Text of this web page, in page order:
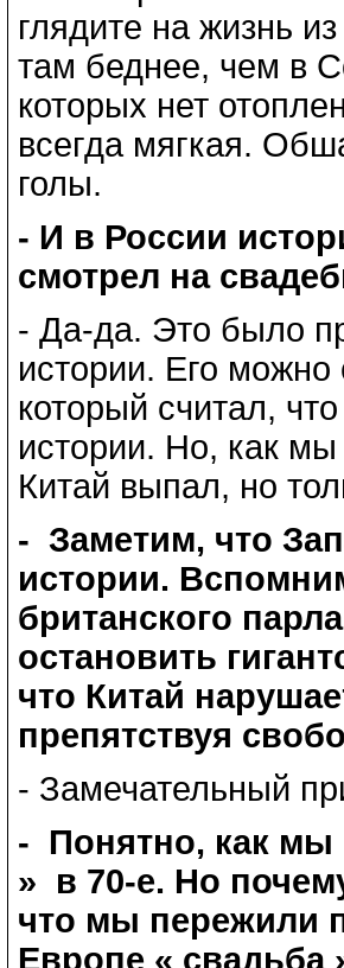
глядите на жизнь
там беднее, чем в
которых нет
всегда мягкая.
голы.
- И в России
смотрел на
- Да-да. Это было
истории. Его
который считал,
истории. Но, как
Китай выпал, но
- Заметим, что
истории.
британского
остановить
что Китай
препятствуя
- Замечательный
- Понятно, как мы
» в 70-е. Но
что мы пережили
Европе « свадьба